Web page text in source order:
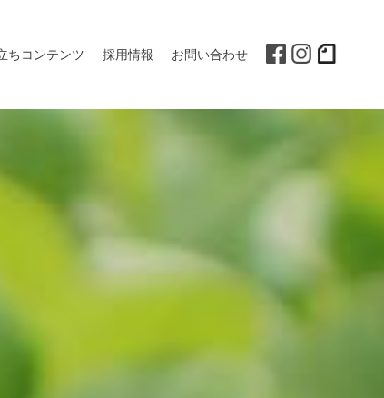
ちコンテンツ 採用情報 お問い合わせ